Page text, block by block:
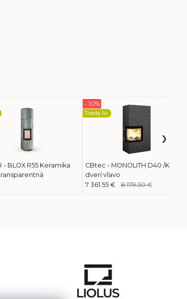
- BLOX R55 Keramika
CBtec - MONOLITH D40 /Kľučka
dverí vľavo
Trieda A+
- 10%
7 361.55 € 8 179.50 €